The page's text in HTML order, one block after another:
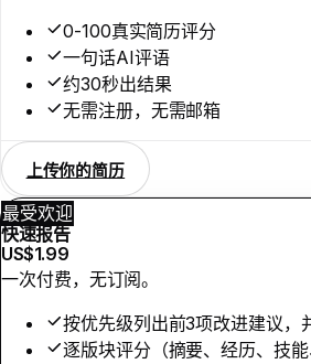
0-100真实简历评分
一句话AI评语
约30秒出结果
无需注册，无需邮箱
上传你的简历
最受欢迎
快速报告
US$1.99
一次付费，无订阅。
按优先级列出前3项改进建议，
逐版块评分（摘要、经历、技能